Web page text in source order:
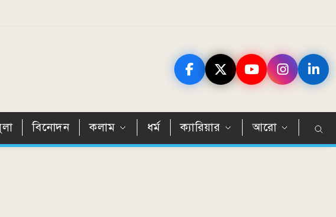
বিনোদন কলাম ধর্ম ক্যারিয়ার আরো